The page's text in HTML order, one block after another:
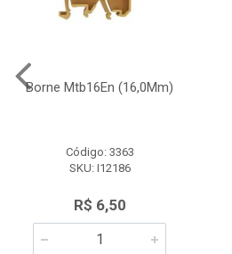
Borne Mtb16En (16,0Mm)
Código: 3363
SKU: I12186
R$ 6,50